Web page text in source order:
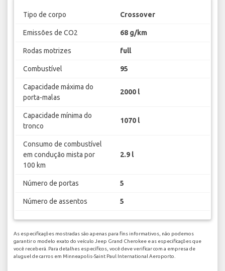
Tipo de corpo Crossover
Emissões de CO2 68 g/km
Rodas motrizes full
Combustível 95
Capacidade máxima do
porta-malas
2000 l
Capacidade mínima do
tronco
1070 l
Consumo de combustível
em condução mista por
100 km
2.9 l
Número de portas 5
Número de assentos 5
As especificações mostradas são apenas para fins informativos, não podemos
garantir o modelo exato do veículo Jeep Grand Cherokee e as especificações que
você receberá. Para detalhes específicos, você deve verificar com a empresa de
aluguel de carros em Minneapolis-Saint Paul International Aeroporto.